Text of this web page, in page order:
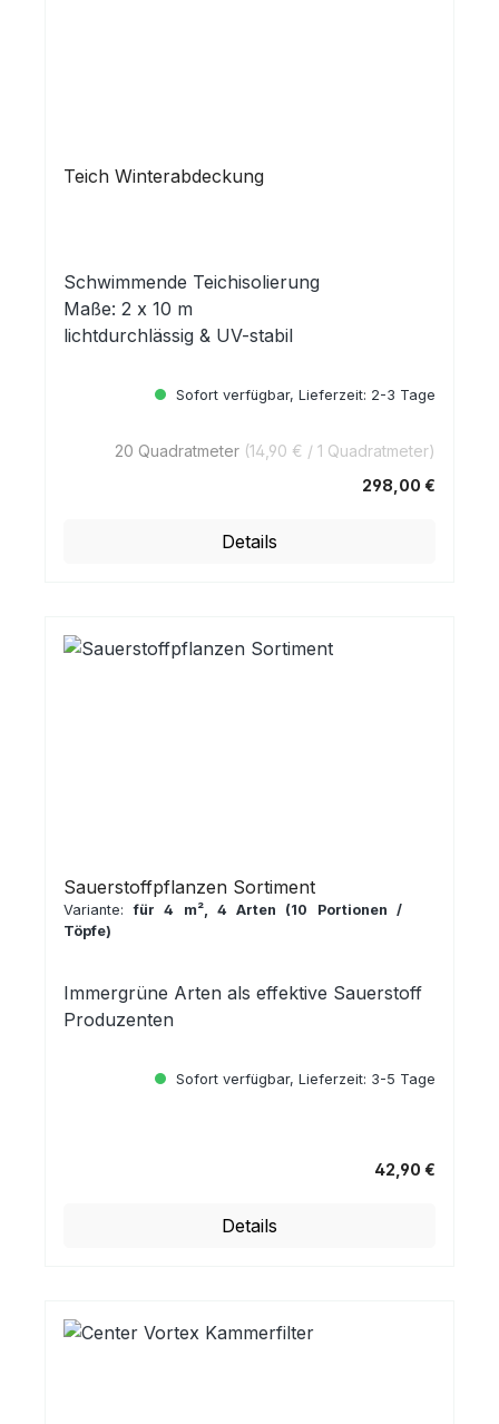
Teich Winterabdeckung
Schwimmende Teichisolierung
Maße: 2 x 10 m
lichtdurchlässig & UV-stabil
Sofort verfügbar, Lieferzeit: 2-3 Tage
20 Quadratmeter (14,90 € / 1 Quadratmeter)
298,00 €
Details
Sauerstoffpflanzen Sortiment
Variante:für 4 m², 4 Arten (10 Portionen /
Töpfe)
Immergrüne Arten als effektive Sauerstoff
Produzenten
Sofort verfügbar, Lieferzeit: 3-5 Tage
42,90 €
Details